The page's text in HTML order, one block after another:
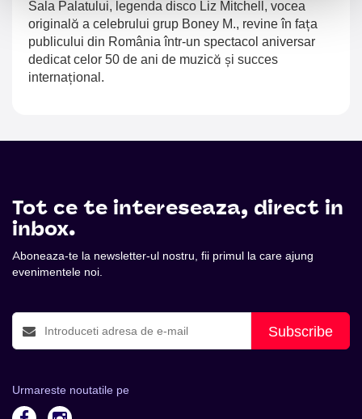
Sala Palatului, legenda disco Liz Mitchell, vocea
originală a celebrului grup Boney M., revine în fața
publicului din România într-un spectacol aniversar
dedicat celor 50 de ani de muzică și succes
internațional.
Tot ce te intereseaza, direct in
inbox.
Aboneaza-te la newsletter-ul nostru, fii primul la care ajung
evenimentele noi.
Subscribe
Urmareste noutatile pe